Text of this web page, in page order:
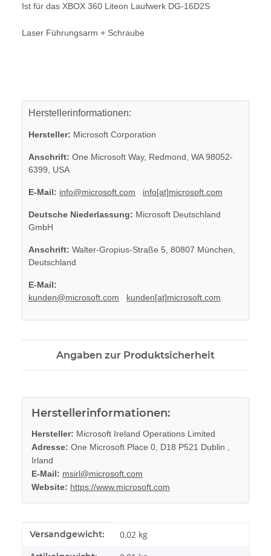
Ist für das XBOX 360 Liteon Laufwerk DG-16D2S
Laser Führungsarm + Schraube
Herstellerinformationen:
Hersteller: Microsoft Corporation
Anschrift: One Microsoft Way, Redmond, WA 98052-
6399, USA
E-Mail: info@microsoft.com info[at]microsoft.com
Deutsche Niederlassung: Microsoft Deutschland
GmbH
Anschrift: Walter-Gropius-Straße 5, 80807 München,
Deutschland
E-Mail:
kunden@microsoft.com
kunden[at]microsoft.com
Angaben zur Produktsicherheit
Herstellerinformationen:
Hersteller: Microsoft Ireland Operations Limited
Adresse: One Microsoft Place 0, D18 P521 Dublin ,
Irland
E-Mail: msirl@microsoft.com
Website: https://www.microsoft.com
Produkteigenschaft
Wert
Versandgewicht: 0,02 kg